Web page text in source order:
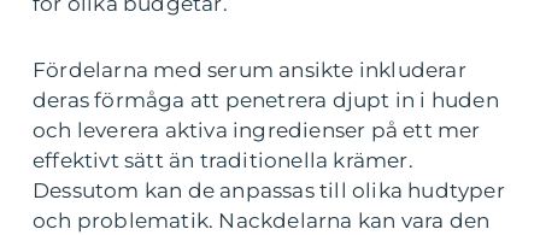
Fördelarna med serum ansikte inkluderar
deras förmåga att penetrera djupt in i huden
och leverera aktiva ingredienser på ett mer
effektivt sätt än traditionella krämer.
Dessutom kan de anpassas till olika hudtyper
och problematik. Nackdelarna kan vara den